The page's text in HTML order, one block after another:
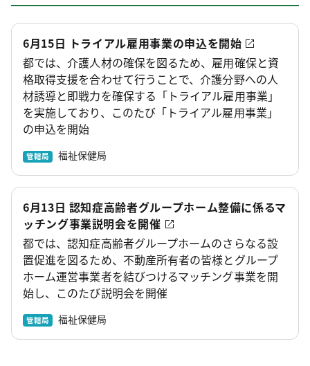
6月15日 トライアル雇用事業の申込を開始
都では、介護人材の確保を図るため、雇用確保と資
格取得支援を合わせて行うことで、介護分野への人
材誘導と即戦力を確保する「トライアル雇用事業」
を実施しており、このたび「トライアル雇用事業」
の申込を開始
管轄局 福祉保健局
6月13日 認知症高齢者グループホーム整備に係るマ
ッチング事業説明会を開催
都では、認知症高齢者グループホームのさらなる設
置促進を図るため、不動産所有者の皆様とグループ
ホーム運営事業者を結びつけるマッチング事業を開
始し、このたび説明会を開催
管轄局 福祉保健局